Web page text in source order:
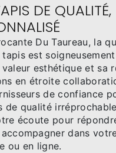
DE
Du Taureau, la
tapis est
esthétique et sa
en étroite
de confiance
de qualité
écoute pour
dans
ou en ligne.